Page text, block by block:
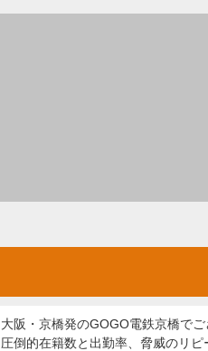
大阪・京橋発のGOGO電鉄京橋でご
圧倒的在籍数と出勤率、脅威のリピ